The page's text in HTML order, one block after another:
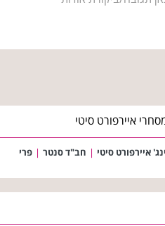
איירפורט סיטי
איירפורט סיטי | חב"ד סנטר | פרי